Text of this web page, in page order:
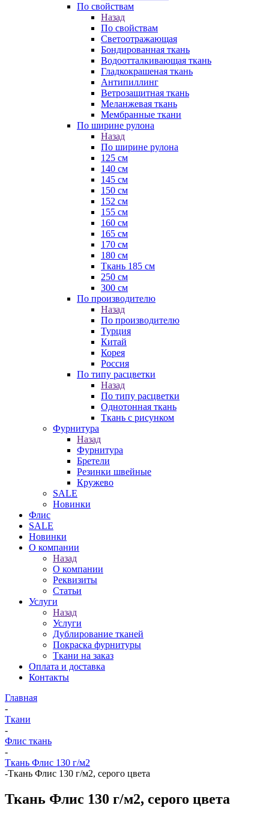
По свойствам
Назад
По свойствам
Светоотражающая
Бондированная ткань
Водоотталкивающая ткань
Гладкокрашеная ткань
Антипиллинг
Ветрозащитная ткань
Меланжевая ткань
Мембранные ткани
По ширине рулона
Назад
По ширине рулона
125 см
140 см
145 см
150 см
152 см
155 см
160 см
165 см
170 см
180 см
Ткань 185 см
250 см
300 см
По производителю
Назад
По производителю
Турция
Китай
Корея
Россия
По типу расцветки
Назад
По типу расцветки
Однотонная ткань
Ткань с рисунком
Фурнитура
Назад
Фурнитура
Бретели
Резинки швейные
Кружево
SALE
Новинки
Флис
SALE
Новинки
О компании
Назад
О компании
Реквизиты
Статьи
Услуги
Назад
Услуги
Дублирование тканей
Покраска фурнитуры
Ткани на заказ
Оплата и доставка
Контакты
Главная
-
Ткани
-
Флис ткань
-
Ткань Флис 130 г/м2
-Ткань Флис 130 г/м2, серого цвета
Ткань Флис 130 г/м2, серого цвета